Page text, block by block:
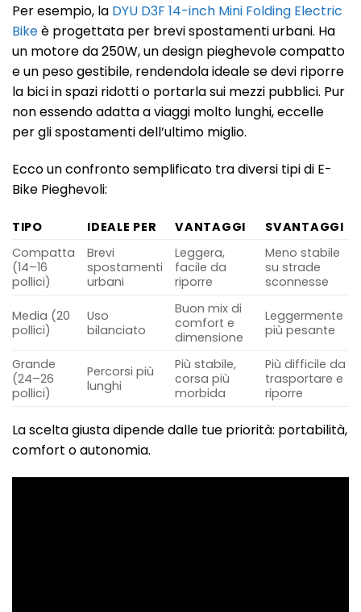
Per esempio, la DYU D3F 14-inch Mini Folding Electric
Bikeè progettata per brevi spostamenti urbani. Ha
un motore da 250W, un design pieghevole compatto
e un peso gestibile, rendendola ideale se devi riporre
la bici in spazi ridotti o portarla sui mezzi pubblici. Pur
non essendo adatta a viaggi molto lunghi, eccelle
per gli spostamenti dell’ultimo miglio.
Ecco un confronto semplificato tra diversi tipi di E-
Bike Pieghevoli:
TIPO IDEALE PER VANTAGGI
SVANTAGGI
Compatta
(14–16
pollici)
Brevi
spostamenti
urbani
Leggera,
facile da
riporre
Meno stabile
su strade
sconnesse
Media (20
pollici)
Uso
bilanciato
Buon mix di
comfort e
dimensione
Leggermente
più pesante
Grande
(24–26
pollici)
Percorsi più
lunghi
Più stabile,
corsa più
morbida
Più difficile da
trasportare e
riporre
La scelta giusta dipende dalle tue priorità: portabilità,
comfort o autonomia.